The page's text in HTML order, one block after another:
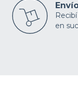
en